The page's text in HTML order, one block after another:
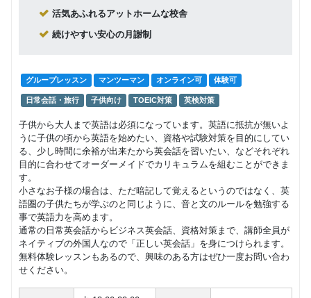
制）
回数：80 / 1セッション40分
数レッス
ン
15,950円(税込) / 月
回数：4 / 1セッション50分
ネイティ
ブ講師に
よる アフ
タヌーン
グループレッスン 日常英会話
8,800円(税込) / 月
回数：4 / 1セッション50分
日本人講
師による
個人レッ
スン
マンツーマン TOEIC 英検
26,400 円(税込) / 月
回数：4 / 1セッション50分
ネイティ
ブ講師月
謝制 少人
数レッス
活気あふれるアットホームな校舎
続けやすい安心の月謝制
グループレッスン マンツーマン オンライン可 体験可
日常会話・旅行 子供向け TOEIC対策 英検対策
子供から大人まで英語は必須になっています。英語に抵抗が無いよ
うに子供の頃から英語を始めたい、資格や試験対策を目的にしてい
る、少し時間に余裕が出来たから英会話を習いたい、などそれぞれ
目的に合わせてオーダーメイドでカリキュラムを組むことができま
す。
小さなお子様の場合は、ただ暗記して覚えるというのではなく、英
語圏の子供たちが学ぶのと同じように、音と文のルールを勉強する
事で英語力を高めます。
通常の日常英会話からビジネス英会話、資格対策まで、講師全員が
ネイティブの外国人なので「正しい英会話」を身につけられます。
無料体験レッスンもあるので、興味のある方はぜひ一度お問い合わ
せください。